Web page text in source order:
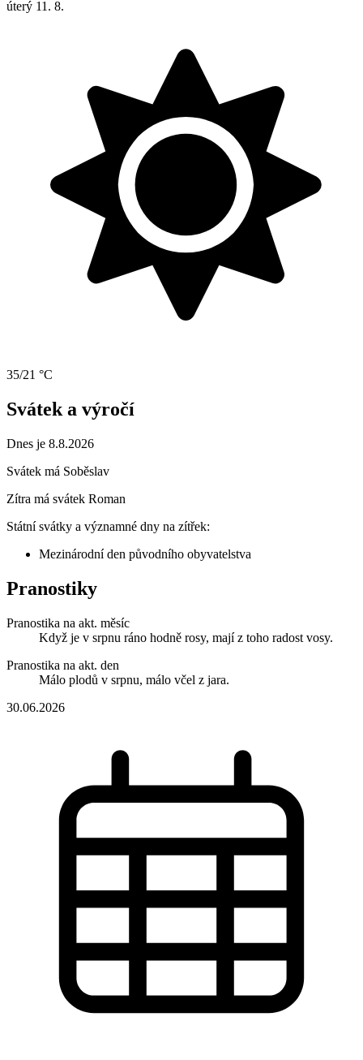
úterý 11. 8.
35/21 °C
Svátek a výročí
Dnes je 8.8.2026
Svátek má Soběslav
Zítra má svátek Roman
Státní svátky a významné dny na zítřek:
Mezinárodní den původního obyvatelstva
Pranostiky
Pranostika na akt. měsíc
Když je v srpnu ráno hodně rosy, mají z toho radost vosy.
Pranostika na akt. den
Málo plodů v srpnu, málo včel z jara.
30.06.2026